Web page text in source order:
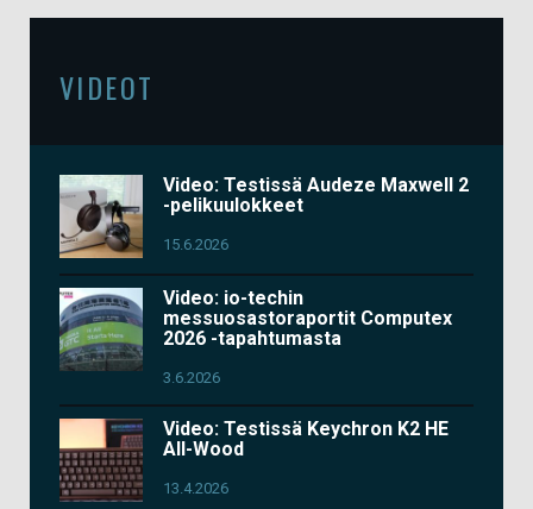
VIDEOT
Video: Testissä Audeze Maxwell 2
-pelikuulokkeet
15.6.2026
Video: io-techin
messuosastoraportit Computex
2026 -tapahtumasta
3.6.2026
Video: Testissä Keychron K2 HE
All-Wood
13.4.2026